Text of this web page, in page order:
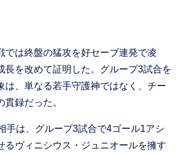
は終盤の猛攻を好セーブ連発で凌
長を改めて証明した。グループ3試合を
は、単なる若手守護神ではなく、チー
貫録だった。
手は、グループ3試合で4ゴール1アシ
るヴィニシウス・ジュニオールを擁す